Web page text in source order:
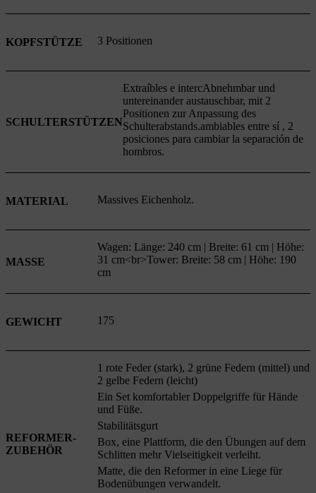
KOPFSTÜTZE 3 Positionen
SCHULTERSTÜTZEN
Extraíbles e intercAbnehmbar und
untereinander austauschbar, mit 2
Positionen zur Anpassung des
Schulterabstands.ambiables entre sí , 2
posiciones para cambiar la separación de
hombros.
MATERIAL Massives Eichenholz.
MASSE
Wagen: Länge: 240 cm | Breite: 61 cm | Höhe:
31 cm<br>Tower: Breite: 58 cm | Höhe: 190
cm
GEWICHT 175
REFORMER-
ZUBEHÖR
1 rote Feder (stark), 2 grüne Federn (mittel) und
2 gelbe Federn (leicht)
Ein Set komfortabler Doppelgriffe für Hände
und Füße.
Stabilitätsgurt
Box, eine Plattform, die den Übungen auf dem
Schlitten mehr Vielseitigkeit verleiht.
Matte, die den Reformer in eine Liege für
Bodenübungen verwandelt.